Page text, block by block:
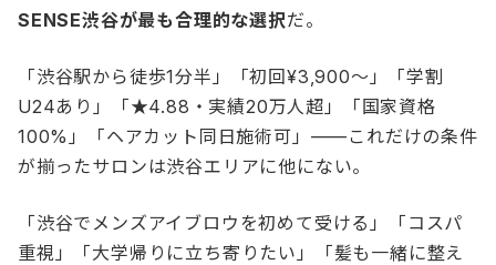
SENSE渋谷が最も合理的な選択だ。
「渋谷駅から徒歩1分半」「初回¥3,900〜」「学割
U24あり」「★4.88・実績20万人超」「国家資格
100%」「ヘアカット同日施術可」——これだけの条件
が揃ったサロンは渋谷エリアに他にない。
「渋谷でメンズアイブロウを初めて受ける」「コスパ
重視」「大学帰りに立ち寄りたい」「髪も一緒に整え